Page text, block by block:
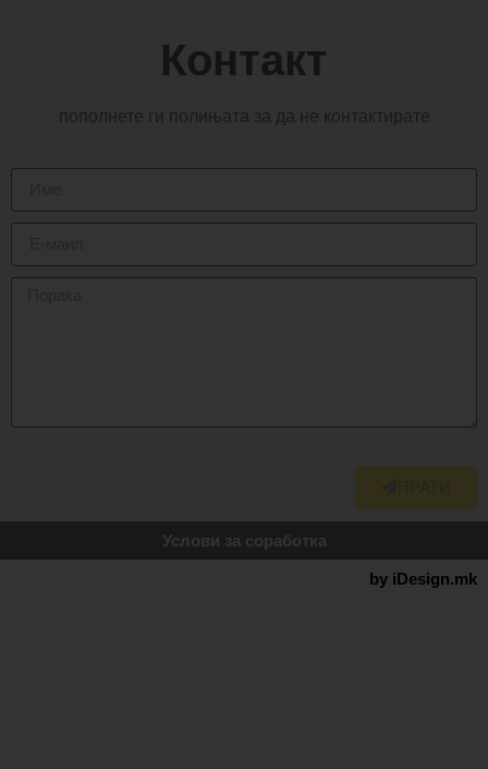
Контакт
пополнете ги полињата за да не контактирате
Услови за соработка
by iDesign.mk